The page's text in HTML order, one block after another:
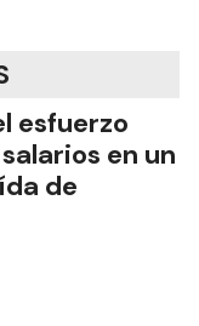
esfuerzo
en un
de